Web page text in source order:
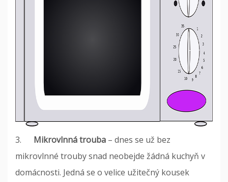
3. Mikrovlnná trouba – dnes se už bez
mikrovlnné trouby snad neobejde žádná kuchyň v
domácnosti. Jedná se o velice užitečný kousek